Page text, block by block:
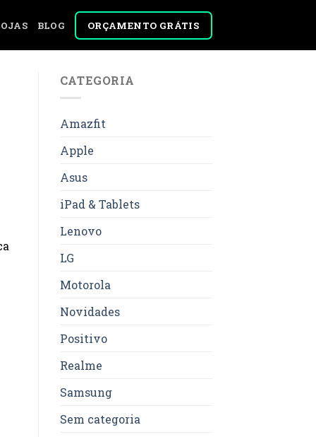
BLOG ORÇAMENTO GRÁTIS
CATEGORIA
Amazfit
Apple
Asus
iPad & Tablets
Lenovo
LG
Motorola
Novidades
Positivo
Realme
Samsung
Sem categoria